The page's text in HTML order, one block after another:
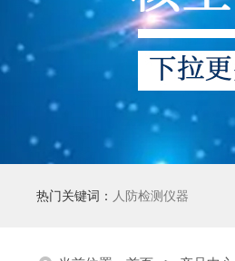
热门关键词： 人防检测仪器